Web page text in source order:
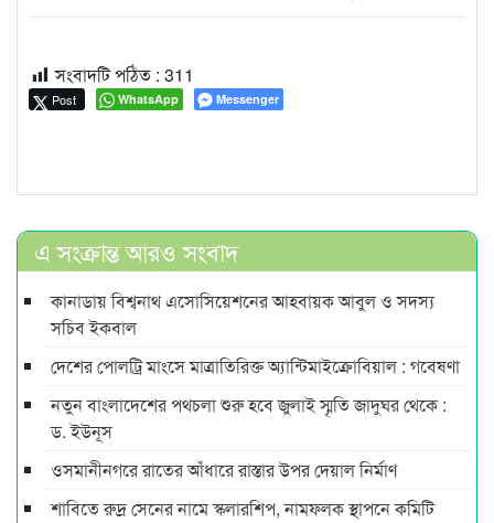
সংবাদটি পঠিত : 311
Post WhatsApp Messenger
এ সংক্রান্ত আরও সংবাদ
কানাডায় বিশ্বনাথ এসোসিয়েশনের আহবায়ক আবুল ও সদস্য
সচিব ইকবাল
দেশের পোলট্রি মাংসে মাত্রাতিরিক্ত অ্যান্টিমাইক্রোবিয়াল : গবেষণা
নতুন বাংলাদেশের পথচলা শুরু হবে জুলাই স্মৃতি জাদুঘর থেকে :
ড. ইউনূস
ওসমানীনগরে রাতের আঁধারে রাস্তার উপর দেয়াল নির্মাণ
শাবিতে রুদ্র সেনের নামে স্কলারশিপ, নামফলক স্থাপনে কমিটি